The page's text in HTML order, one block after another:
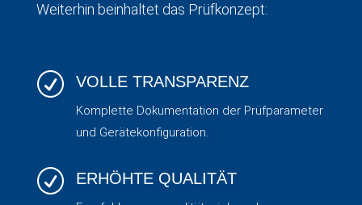
Weiterhin beinhaltet das Prüfkonzept:
R VOLLE TRANSPARENZ
Komplette Dokumentation der Prüfparameter
und Gerätekonfiguration.
R ERHÖHTE QUALITÄT